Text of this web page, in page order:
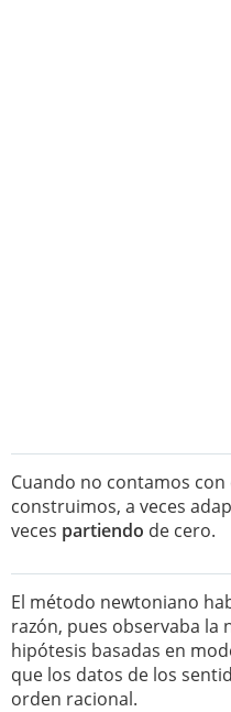
Cuando no contamos
construimos, a veces
veces partiendo de cero.
El método newtoniano
razón, pues observaba la
hipótesis basadas en
que los datos de los
orden racional.